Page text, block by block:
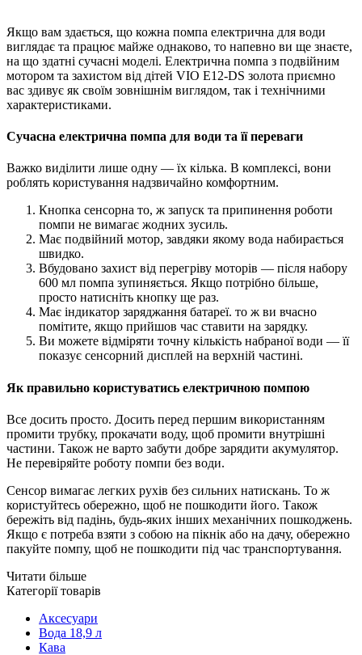
Якщо вам здається, що кожна помпа електрична для води
виглядає та працює майже однаково, то напевно ви ще знаєте,
на що здатні сучасні моделі. Електрична помпа з подвійним
мотором та захистом від дітей VIO Е12-DS золота приємно
вас здивує як своїм зовнішнім виглядом, так і технічними
характеристиками.
Сучасна електрична помпа для води та її переваги
Важко виділити лише одну — їх кілька. В комплексі, вони
роблять користування надзвичайно комфортним.
Кнопка сенсорна то, ж запуск та припинення роботи
помпи не вимагає жодних зусиль.
Має подвійний мотор, завдяки якому вода набирається
швидко.
Вбудовано захист від перегріву моторів — після набору
600 мл помпа зупиняється. Якщо потрібно більше,
просто натисніть кнопку ще раз.
Має індикатор заряджання батареї. то ж ви вчасно
помітите, якщо прийшов час ставити на зарядку.
Ви можете відміряти точну кількість набраної води — її
показує сенсорний дисплей на верхній частині.
Як правильно користуватись електричною помпою
Все досить просто. Досить перед першим використанням
промити трубку, прокачати воду, щоб промити внутрішні
частини. Також не варто забути добре зарядити акумулятор.
Не перевіряйте роботу помпи без води.
Сенсор вимагає легких рухів без сильних натискань. То ж
користуйтесь обережно, щоб не пошкодити його. Також
бережіть від падінь, будь-яких інших механічних пошкоджень.
Якщо є потреба взяти з собою на пікнік або на дачу, обережно
пакуйте помпу, щоб не пошкодити під час транспортування.
Читати більше
Категорії товарів
Аксесуари
Вода 18,9 л
Кава